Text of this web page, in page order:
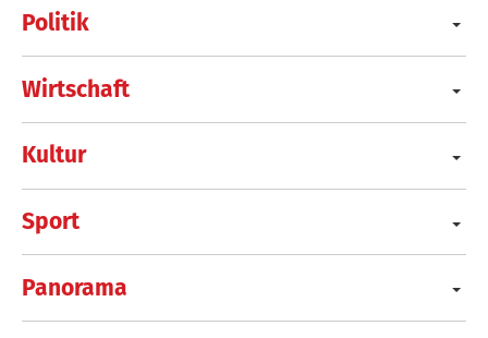
Politik
Wirtschaft
Kultur
Sport
Panorama